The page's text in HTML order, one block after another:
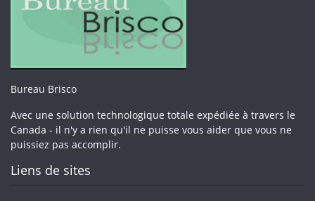
Bureau Brisco
Avec une solution technologique totale expédiée à travers le
Canada - il n'y a rien qu'il ne puisse vous aider que vous ne
puissiez pas accomplir.
Liens de sites